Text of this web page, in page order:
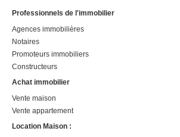
Professionnels de l'immobilier
Agences immobilières
Notaires
Promoteurs immobiliers
Constructeurs
Achat immobilier
Vente maison
Vente appartement
Location Maison :